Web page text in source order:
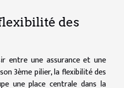
des
entre une assurance et une
3ème pilier, la flexibilité des
une place centrale dans la